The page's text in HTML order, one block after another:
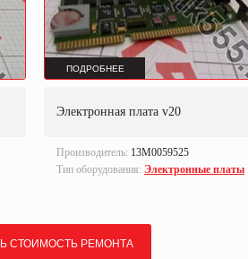
ПОДРОБНЕЕ
Электронная плата v20
Производитель: 13M0059525
Тип оборудования: Электронные платы
СТОИМОСТЬ РЕМОНТА